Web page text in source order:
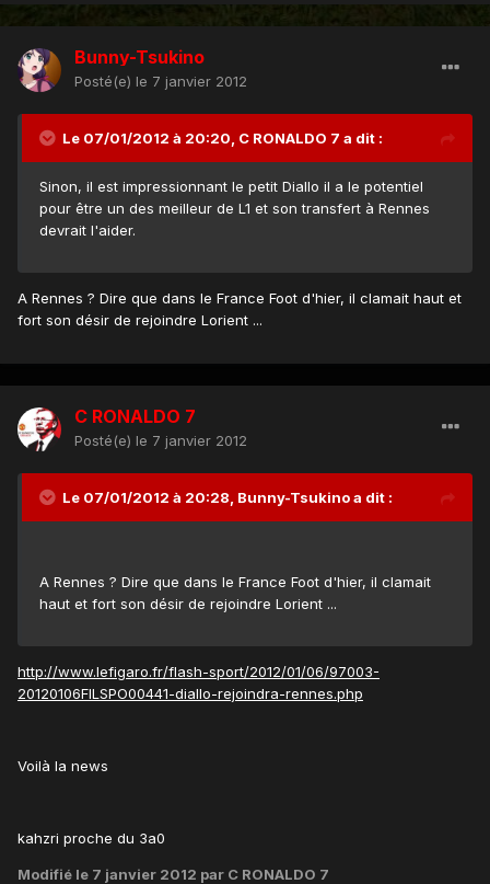
Bunny-Tsukino
Posté(e) le 7 janvier 2012
Le 07/01/2012 à 20:20, C RONALDO 7 a dit :
Sinon, il est impressionnant le petit Diallo il a le potentiel
pour être un des meilleur de L1 et son transfert à Rennes
devrait l'aider.
A Rennes ? Dire que dans le France Foot d'hier, il clamait haut et
fort son désir de rejoindre Lorient ...
C RONALDO 7
Posté(e) le 7 janvier 2012
Le 07/01/2012 à 20:28, Bunny-Tsukino a dit :
A Rennes ? Dire que dans le France Foot d'hier, il clamait
haut et fort son désir de rejoindre Lorient ...
http://www.lefigaro.fr/flash-sport/2012/01/06/97003-
20120106FILSPO00441-diallo-rejoindra-rennes.php
Voilà la news
kahzri proche du 3a0
Modifié le 7 janvier 2012 par C RONALDO 7